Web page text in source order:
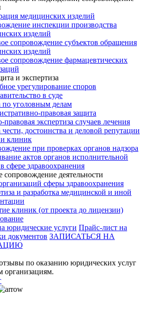
медицинских изделий
инспекции производства
изделий
сопровождение субъектов обращения
изделий
сопровождение фармацевтических
и экспертиза
урегулирование споров
в суде
по уголовным делам
правовая защита
экспертиза случаев лечения
достоинства и деловой репутации
и клиник
при проверках органов надзора
актов органов исполнительной
сфере здравоохранения
деятельности
сферы здравоохранения
и разработка медицинской и иной
клиник (от проекта до лицензии)
юридические услуги Прайс-лист на
документов ЗАПИСАТЬСЯ НА
по оказанию юридических услуг
организациям.